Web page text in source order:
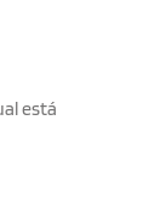
está